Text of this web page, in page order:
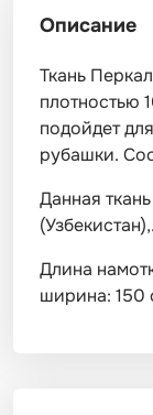
Описание
Ткань
плотностью
подойдет
рубашки.
Данная
(Узбекистан),.
Длина
ширина: 150